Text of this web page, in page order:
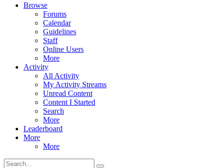
Browse
Forums
Calendar
Guidelines
Staff
Online Users
More
Activity
All Activity
My Activity Streams
Unread Content
Content I Started
Search
More
Leaderboard
More
More